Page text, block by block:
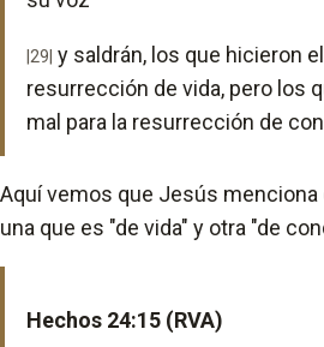
|29| y saldrán, los que hicieron
resurrección de vida, pero los
mal para la resurrección de
Aquí vemos que Jesús
una que es "de vida" y otra "de
Hechos 24:15 (RVA)